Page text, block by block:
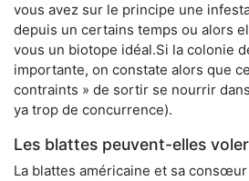
vous avez sur le principe une
depuis un certains temps ou alors
vous un biotope idéal.Si la colonie
importante, on constate alors que
contraints » de sortir se nourrir
ya trop de concurrence).
Les blattes peuvent-elles
La blattes américaine et sa